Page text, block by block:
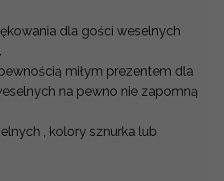
dla gości weselnych
miłym prezentem dla
na pewno nie zapomną
, kolory sznurka lub